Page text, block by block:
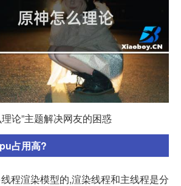
论”主题解决网友的困惑
占用高?
程渲染模型的,渲染线程和主线程是分